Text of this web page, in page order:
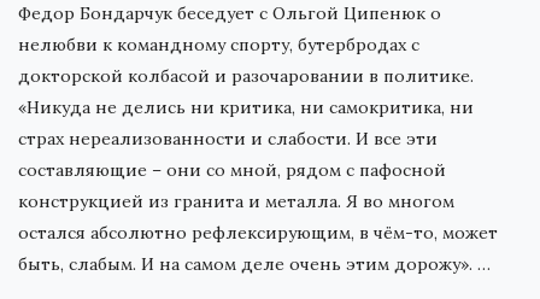
Федор Бондарчук беседует с Ольгой Ципенюк о
нелюбви к командному спорту, бутербродах с
докторской колбасой и разочаровании в политике.
«Никуда не делись ни критика, ни самокритика, ни
страх нереализованности и слабости. И все эти
составляющие – они со мной, рядом с пафосной
конструкцией из гранита и металла. Я во многом
остался абсолютно рефлексирующим, в чём-то, может
быть, слабым. И на самом деле очень этим дорожу». …